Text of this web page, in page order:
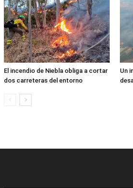
El incendio de Niebla obliga a cortar
dos carreteras del entorno
Un